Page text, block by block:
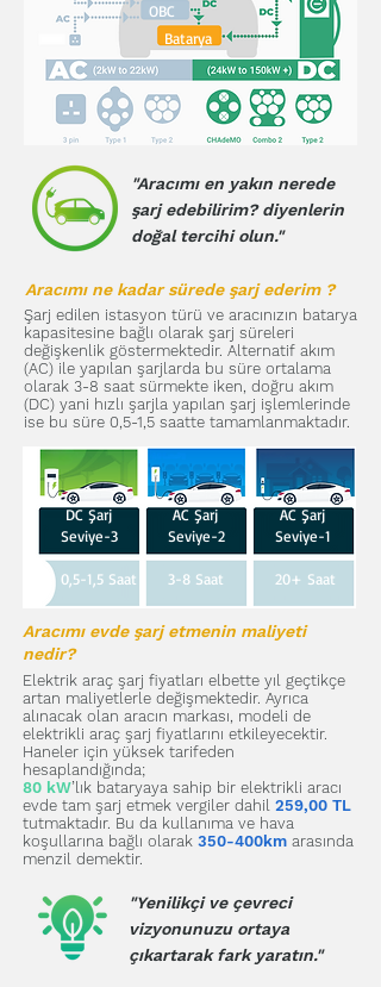
Batarya
OBC
"Aracımı en yakın nerede
şarj edebilirim? diyenlerin
doğal tercihi olun."
Aracımı ne kadar sürede şarj ederim ?
Şarj edilen istasyon türü ve aracınızın batarya
kapasitesine bağlı olarak şarj süreleri
değişkenlik göstermektedir. Alternatif akım
(AC) ile yapılan şarjlarda bu süre ortalama
olarak 3-8 saat sürmekte iken, doğru akım
(DC) yani hızlı şarjla yapılan şarj işlemlerinde
ise bu süre 0,5-1,5 saatte tamamlanmaktadır.
DC Şarj
Seviye-3
AC Şarj
Seviye-2
AC Şarj
Seviye-1
20+ Saat
3-8 Saat
0,5-1,5 Saat
Aracımı evde şarj etmenin maliyeti
nedir?
Elektrik araç şarj fiyatları elbette yıl geçtikçe
artan maliyetlerle değişmektedir. Ayrıca
alınacak olan aracın markası, modeli de
elektrikli araç şarj fiyatlarını etkileyecektir.
Haneler için yüksek tarifeden
hesaplandığında;
80 kW’lık bataryaya sahip bir elektrikli aracı
evde tam şarj etmek vergiler dahil 259,00 TL
tutmaktadır. Bu da kullanıma ve hava
koşullarına bağlı olarak 350-400km arasında
menzil demektir.
"Yenilikçi ve çevreci
vizyonunuzu ortaya
çıkartarak fark yaratın."